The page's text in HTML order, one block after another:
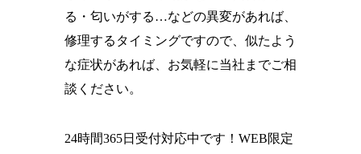
る・匂いがする…などの異変があれば、
修理するタイミングですので、似たよう
な症状があれば、お気軽に当社までご相
談ください。
24時間365日受付対応中です！WEB限定